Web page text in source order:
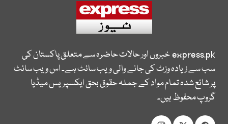
express.pkخبروں اور حالات حاضرہ سے متعلق پاکستان کی
سب سے زیادہ وزٹ کی جانے والی ویب سائٹ ہے۔ اس ویب سائٹ
پر شائع شدہ تمام مواد کے جملہ حقوق بحق ایکسپریس میڈیا
گروپ محفوظ ہیں۔